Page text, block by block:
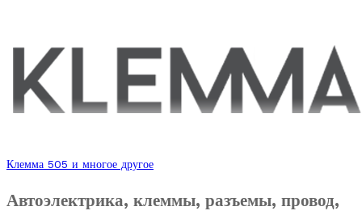
Клемма 505 и многое другое
Автоэлектрика, клеммы, разъемы, провод,